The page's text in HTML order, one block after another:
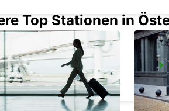
GAUDENS
GAUDENS - FRANCE
Top Stationen in